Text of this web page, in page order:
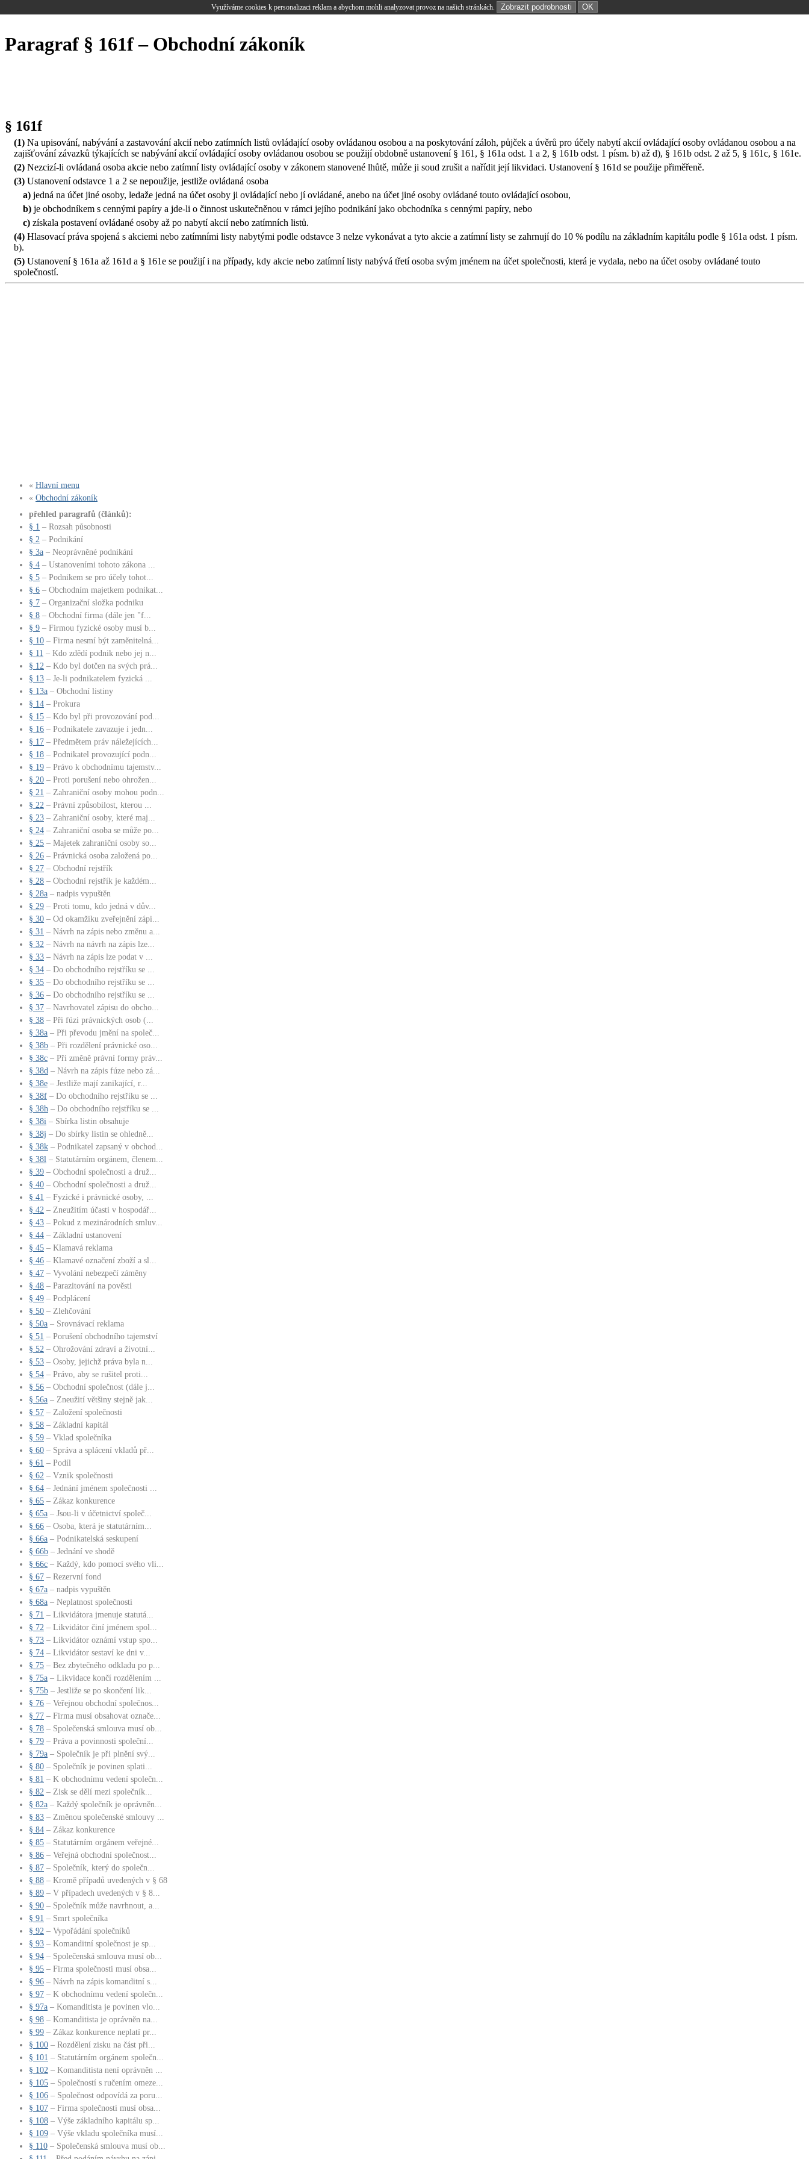
Využíváme cookies k personalizaci reklam a abychom mohli analyzovat provoz na našich stránkách. Zobrazit podrobnosti OK
Paragraf § 161f – Obchodní zákoník
§ 161f
(1) Na upisování, nabývání a zastavování akcií nebo zatímních listů ovládající osoby ovládanou osobou a na poskytování záloh, půjček a úvěrů pro účely nabytí akcií ovládající osoby ovládanou osobou a na
zajišťování závazků týkajících se nabývání akcií ovládající osoby ovládanou osobou se použijí obdobně ustanovení § 161, § 161a odst. 1 a 2, § 161b odst. 1 písm. b) až d), § 161b odst. 2 až 5, § 161c, § 161e.
(2) Nezcizí-li ovládaná osoba akcie nebo zatímní listy ovládající osoby v zákonem stanovené lhůtě, může ji soud zrušit a nařídit její likvidaci. Ustanovení § 161d se použije přiměřeně.
(3) Ustanovení odstavce 1 a 2 se nepoužije, jestliže ovládaná osoba
a) jedná na účet jiné osoby, ledaže jedná na účet osoby ji ovládající nebo jí ovládané, anebo na účet jiné osoby ovládané touto ovládající osobou,
b) je obchodníkem s cennými papíry a jde-li o činnost uskutečněnou v rámci jejího podnikání jako obchodníka s cennými papíry, nebo
c) získala postavení ovládané osoby až po nabytí akcií nebo zatímních listů.
(4) Hlasovací práva spojená s akciemi nebo zatímními listy nabytými podle odstavce 3 nelze vykonávat a tyto akcie a zatímní listy se zahrnují do 10 % podílu na základním kapitálu podle § 161a odst. 1 písm.
b).
(5) Ustanovení § 161a až 161d a § 161e se použijí i na případy, kdy akcie nebo zatímní listy nabývá třetí osoba svým jménem na účet společnosti, která je vydala, nebo na účet osoby ovládané touto
společností.
« Hlavní menu
« Obchodní zákoník
přehled paragrafů (článků):
§ 1 – Rozsah působnosti
§ 2 – Podnikání
§ 3a – Neoprávněné podnikání
§ 4 – Ustanoveními tohoto zákona ...
§ 5 – Podnikem se pro účely tohot...
§ 6 – Obchodním majetkem podnikat...
§ 7 – Organizační složka podniku
§ 8 – Obchodní firma (dále jen "f...
§ 9 – Firmou fyzické osoby musí b...
§ 10 – Firma nesmí být zaměnitelná...
§ 11 – Kdo zdědí podnik nebo jej n...
§ 12 – Kdo byl dotčen na svých prá...
§ 13 – Je-li podnikatelem fyzická ...
§ 13a – Obchodní listiny
§ 14 – Prokura
§ 15 – Kdo byl při provozování pod...
§ 16 – Podnikatele zavazuje i jedn...
§ 17 – Předmětem práv náležejících...
§ 18 – Podnikatel provozující podn...
§ 19 – Právo k obchodnímu tajemstv...
§ 20 – Proti porušení nebo ohrožen...
§ 21 – Zahraniční osoby mohou podn...
§ 22 – Právní způsobilost, kterou ...
§ 23 – Zahraniční osoby, které maj...
§ 24 – Zahraniční osoba se může po...
§ 25 – Majetek zahraniční osoby so...
§ 26 – Právnická osoba založená po...
§ 27 – Obchodní rejstřík
§ 28 – Obchodní rejstřík je každém...
§ 28a – nadpis vypuštěn
§ 29 – Proti tomu, kdo jedná v dův...
§ 30 – Od okamžiku zveřejnění zápi...
§ 31 – Návrh na zápis nebo změnu a...
§ 32 – Návrh na návrh na zápis lze...
§ 33 – Návrh na zápis lze podat v ...
§ 34 – Do obchodního rejstříku se ...
§ 35 – Do obchodního rejstříku se ...
§ 36 – Do obchodního rejstříku se ...
§ 37 – Navrhovatel zápisu do obcho...
§ 38 – Při fúzi právnických osob (...
§ 38a – Při převodu jmění na společ...
§ 38b – Při rozdělení právnické oso...
§ 38c – Při změně právní formy práv...
§ 38d – Návrh na zápis fúze nebo zá...
§ 38e – Jestliže mají zanikající, r...
§ 38f – Do obchodního rejstříku se ...
§ 38h – Do obchodního rejstříku se ...
§ 38i – Sbírka listin obsahuje
§ 38j – Do sbírky listin se ohledně...
§ 38k – Podnikatel zapsaný v obchod...
§ 38l – Statutárním orgánem, členem...
§ 39 – Obchodní společnosti a druž...
§ 40 – Obchodní společnosti a druž...
§ 41 – Fyzické i právnické osoby, ...
§ 42 – Zneužitím účasti v hospodář...
§ 43 – Pokud z mezinárodních smluv...
§ 44 – Základní ustanovení
§ 45 – Klamavá reklama
§ 46 – Klamavé označení zboží a sl...
§ 47 – Vyvolání nebezpečí záměny
§ 48 – Parazitování na pověsti
§ 49 – Podplácení
§ 50 – Zlehčování
§ 50a – Srovnávací reklama
§ 51 – Porušení obchodního tajemství
§ 52 – Ohrožování zdraví a životní...
§ 53 – Osoby, jejichž práva byla n...
§ 54 – Právo, aby se rušitel proti...
§ 56 – Obchodní společnost (dále j...
§ 56a – Zneužití většiny stejně jak...
§ 57 – Založení společnosti
§ 58 – Základní kapitál
§ 59 – Vklad společníka
§ 60 – Správa a splácení vkladů př...
§ 61 – Podíl
§ 62 – Vznik společnosti
§ 64 – Jednání jménem společnosti ...
§ 65 – Zákaz konkurence
§ 65a – Jsou-li v účetnictví společ...
§ 66 – Osoba, která je statutárním...
§ 66a – Podnikatelská seskupení
§ 66b – Jednání ve shodě
§ 66c – Každý, kdo pomocí svého vli...
§ 67 – Rezervní fond
§ 67a – nadpis vypuštěn
§ 68a – Neplatnost společnosti
§ 71 – Likvidátora jmenuje statutá...
§ 72 – Likvidátor činí jménem spol...
§ 73 – Likvidátor oznámí vstup spo...
§ 74 – Likvidátor sestaví ke dni v...
§ 75 – Bez zbytečného odkladu po p...
§ 75a – Likvidace končí rozdělením ...
§ 75b – Jestliže se po skončení lik...
§ 76 – Veřejnou obchodní společnos...
§ 77 – Firma musí obsahovat označe...
§ 78 – Společenská smlouva musí ob...
§ 79 – Práva a povinnosti společní...
§ 79a – Společník je při plnění svý...
§ 80 – Společník je povinen splati...
§ 81 – K obchodnímu vedení společn...
§ 82 – Zisk se dělí mezi společník...
§ 82a – Každý společník je oprávněn...
§ 83 – Změnou společenské smlouvy ...
§ 84 – Zákaz konkurence
§ 85 – Statutárním orgánem veřejné...
§ 86 – Veřejná obchodní společnost...
§ 87 – Společník, který do společn...
§ 88 – Kromě případů uvedených v § 68
§ 89 – V případech uvedených v § 8...
§ 90 – Společník může navrhnout, a...
§ 91 – Smrt společníka
§ 92 – Vypořádání společníků
§ 93 – Komanditní společnost je sp...
§ 94 – Společenská smlouva musí ob...
§ 95 – Firma společnosti musí obsa...
§ 96 – Návrh na zápis komanditní s...
§ 97 – K obchodnímu vedení společn...
§ 97a – Komanditista je povinen vlo...
§ 98 – Komanditista je oprávněn na...
§ 99 – Zákaz konkurence neplatí pr...
§ 100 – Rozdělení zisku na část při...
§ 101 – Statutárním orgánem společn...
§ 102 – Komanditista není oprávněn ...
§ 105 – Společností s ručením omeze...
§ 106 – Společnost odpovídá za poru...
§ 107 – Firma společnosti musí obsa...
§ 108 – Výše základního kapitálu sp...
§ 109 – Výše vkladu společníka musí...
§ 110 – Společenská smlouva musí ob...